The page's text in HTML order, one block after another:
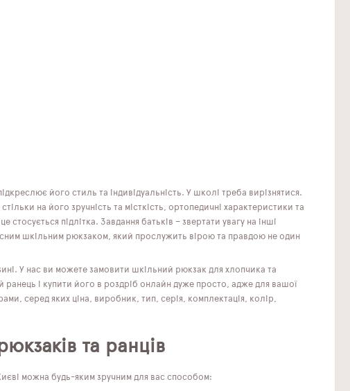
його стиль та індивідуальність. У школі треба вирізнятися.
на його зручність та місткість, ортопедичні характеристики та
стосується підлітка. Завдання батьків – звертати увагу на інші
шкільним рюкзаком, який прослужить вірою та правдою не один
У нас ви можете замовити шкільний рюкзак для хлопчика та
і купити його в роздріб онлайн дуже просто, адже для вашої
серед яких ціна, виробник, тип, серія, комплектація, колір,
та ранців
можна будь-яким зручним для вас способом: